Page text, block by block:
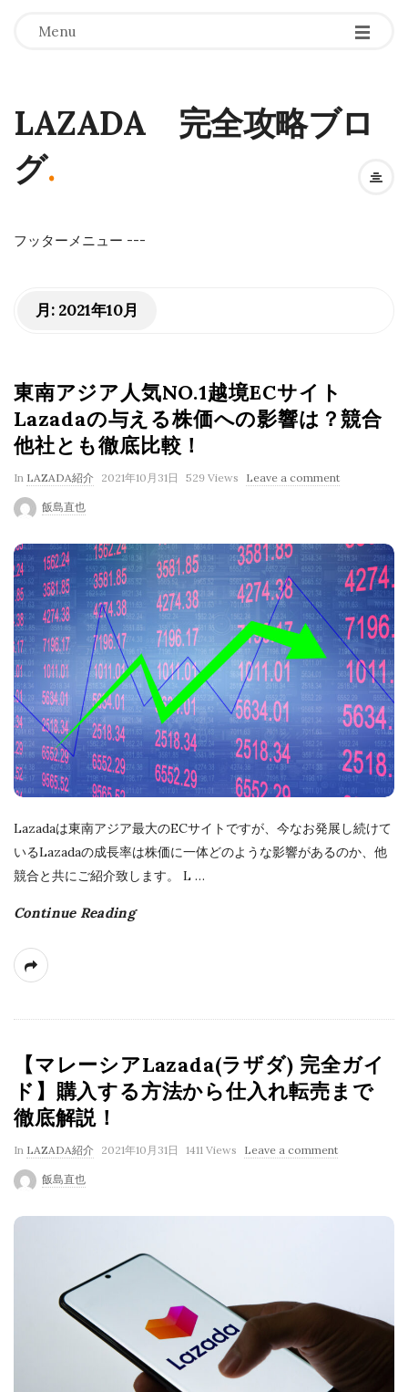
Menu
LAZADA 完全攻略ブロ
グ.
フッターメニュー ---
月: 2021年10月
東南アジア人気NO.1越境ECサイト
Lazadaの与える株価への影響は？競合
他社とも徹底比較！
In LAZADA紹介 P
l
i
s
h
D
a
t
e
2021年10月31日 529 Views Leave a comment
飯島直也
Lazadaは東南アジア最大のECサイトですが、今なお発展し続けて
いるLazadaの成長率は株価に一体どのような影響があるのか、他
競合と共にご紹介致します。 L …
Continue Reading
【マレーシアLazada(ラザダ) 完全ガイ
ド】購入する方法から仕入れ転売まで
徹底解説！
In LAZADA紹介 P
s
a
2021年10月31日 1411 Views Leave a comment
飯島直也